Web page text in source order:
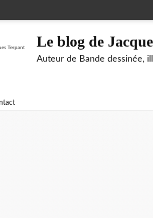
Le blog de
Auteur de Bande dessinée,